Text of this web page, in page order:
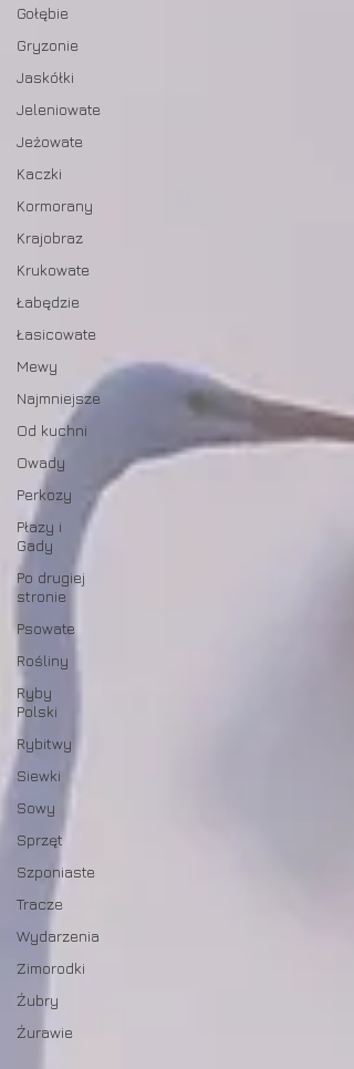
Gołębie
Gryzonie
Jaskółki
Jeleniowate
Jeżowate
Kaczki
Kormorany
Krajobraz
Krukowate
Łabędzie
Łasicowate
Mewy
Najmniejsze
Od kuchni
Owady
Perkozy
Płazy i
Gady
Po drugiej
stronie
Psowate
Rośliny
Ryby
Polski
Rybitwy
Siewki
Sowy
Sprzęt
Szponiaste
Tracze
Wydarzenia
Zimorodki
Żubry
Żurawie